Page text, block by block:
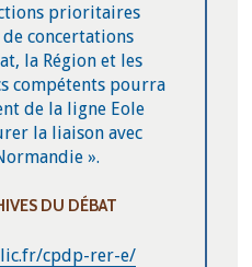
prioritaires
concertations
la Région et les
compétents pourra
de la ligne Eole
la liaison avec
».
DU DÉBAT
cpdp-rer-e/